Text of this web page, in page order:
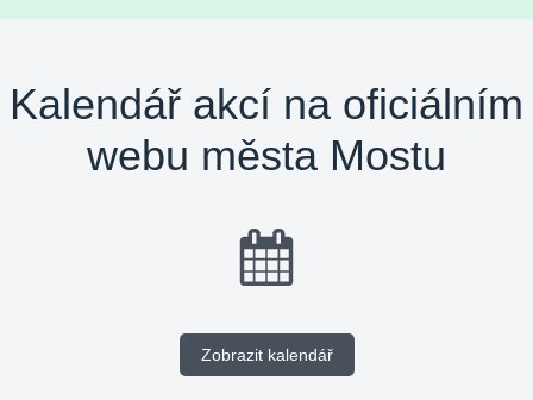
Kalendář akcí na oficiálním
webu města Mostu
Zobrazit kalendář